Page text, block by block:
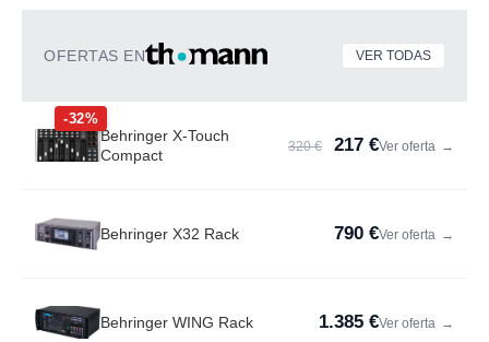
OFERTAS EN VER TODAS
-32%
Behringer X-Touch
Compact
320 € 217 €Ver oferta →
Behringer X32 Rack 790 €Ver oferta →
Behringer WING Rack 1.385 €Ver oferta →